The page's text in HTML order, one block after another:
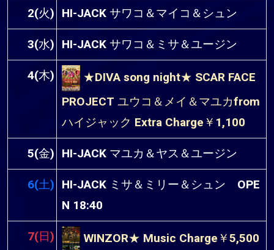
2(火) HI-JACK サワコ＆マイコ＆シュン
3(水) HI-JACK サワコ＆ミサ＆ユージン
4(木)
★DIVA song night★ SCAR FACE
PROJECT ユウコ＆メイ＆マユカfrom
ハイジャック Extra Charge￥1,100
5(金) HI-JACK マユカ＆ヤス＆ユージン
6(土) HI-JACK ミサ＆ミリー＆シュン OPE
N 18:40
7(日)
WINZOR★ Music Charge￥5,500